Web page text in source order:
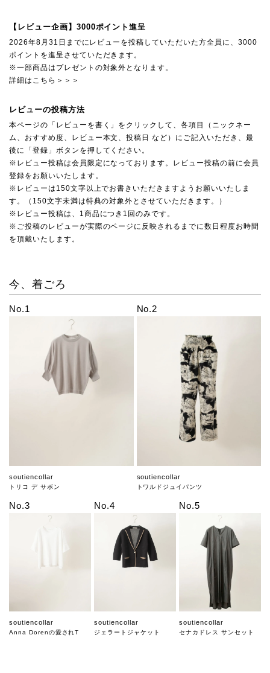
【レビュー企画】3000ポイント進呈
2026年8月31日までにレビューを投稿していただいた方全員に、3000
ポイントを進呈させていただきます。
※一部商品はプレゼントの対象外となります。
詳細はこちら＞＞＞
レビューの投稿方法
本ページの「レビューを書く」をクリックして、各項目（ニックネー
ム、おすすめ度、レビュー本文、投稿日 など）にご記入いただき、最
後に「登録」ボタンを押してください。
※レビュー投稿は会員限定になっております。レビュー投稿の前に会員
登録をお願いいたします。
※レビューは150文字以上でお書きいただきますようお願いいたしま
す。（150文字未満は特典の対象外とさせていただきます。）
※レビュー投稿は、1商品につき1回のみです。
※ご投稿のレビューが実際のページに反映されるまでに数日程度お時間
を頂戴いたします。
今、着ごろ
No.1
soutiencollar
トリコ デ サボン
No.2
soutiencollar
トワルドジュイパンツ
No.3
soutiencollar
Anna Dorenの愛されT
No.4
soutiencollar
ジェラートジャケット
No.5
soutiencollar
セナカドレス サンセット